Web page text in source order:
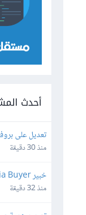
أحدث
تعديل على
منذ 30 دقيقة
حملات Meta & TikTok
منذ 32 دقيقة